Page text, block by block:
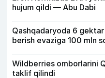
hujum qildi — Abu Dabi
Qashqadaryoda 6
berish evaziga 100 mln
Wildberries omborlarini
taklif qilindi